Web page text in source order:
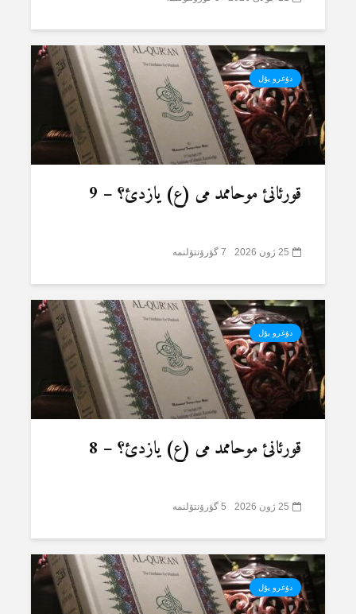
دۇغرو یۇل
قورئانئ موحاممد می (ع) یازدئ؟ – 9
25 ژون 2026 7 گؤرۆنتۆلنمە
دۇغرو یۇل
قورئانئ موحاممد می (ع) یازدئ؟ – 8
25 ژون 2026 5 گؤرۆنتۆلنمە
دۇغرو یۇل